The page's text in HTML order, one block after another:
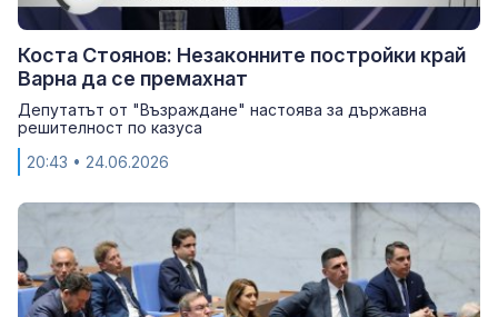
Коста Стоянов: Незаконните постройки край
Варна да се премахнат
Депутатът от "Възраждане" настоява за държавна
решителност по казуса
20:43 • 24.06.2026